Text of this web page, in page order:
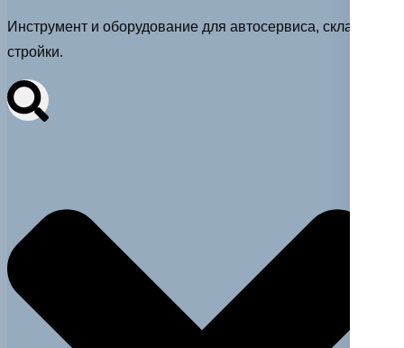
Инструмент и оборудование для автосервиса, склада и
стройки.